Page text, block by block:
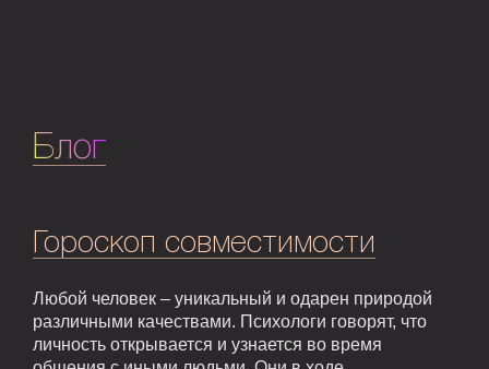
Блог
Гороскоп совместимости
Любой человек – уникальный и одарен природой
различными качествами. Психологи говорят, что
личность открывается и узнается во время